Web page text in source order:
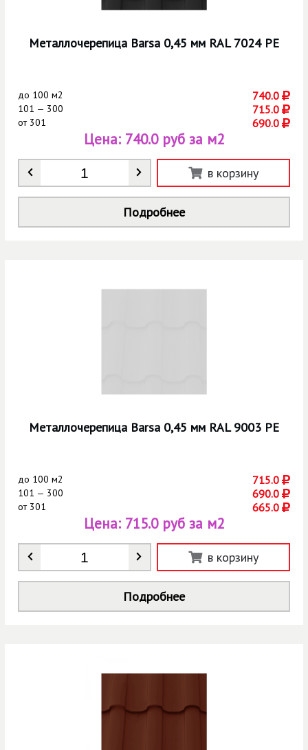
Металлочерепица Barsa 0,45 мм RAL 7024 РЕ
до 100 м2 740.0
101 — 300 715.0
от301 690.0
Количество
Цена: 740.0 руб за м2
в корзину
Подробнее
Металлочерепица Barsa 0,45 мм RAL 9003 РЕ
до 100 м2 715.0
101 — 300 690.0
от301 665.0
Количество
Цена: 715.0 руб за м2
в корзину
Подробнее